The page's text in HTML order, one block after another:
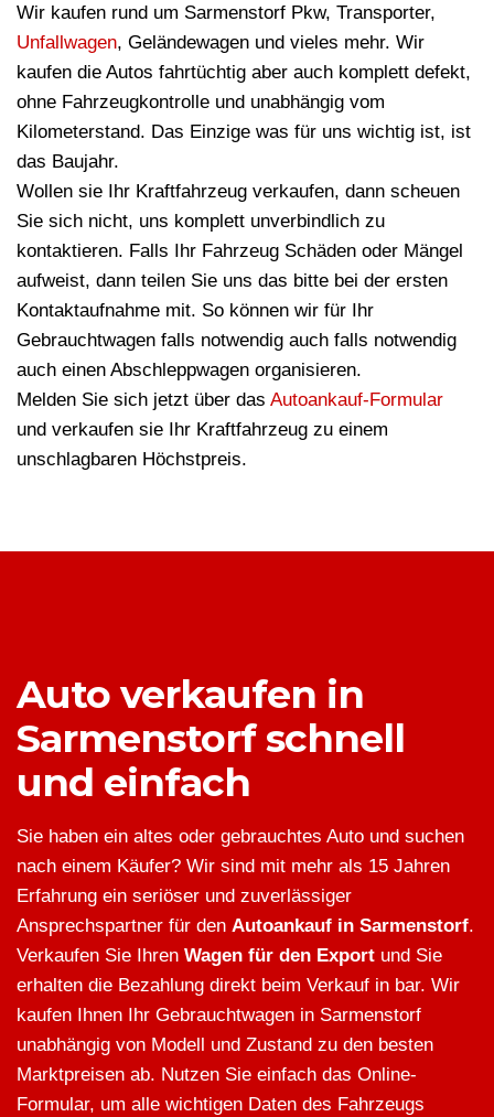
Wir kaufen rund um Sarmenstorf Pkw, Transporter,
Unfallwagen, Geländewagen und vieles mehr. Wir
kaufen die Autos fahrtüchtig aber auch komplett defekt,
ohne Fahrzeugkontrolle und unabhängig vom
Kilometerstand. Das Einzige was für uns wichtig ist, ist
das Baujahr.
Wollen sie Ihr Kraftfahrzeug verkaufen, dann scheuen
Sie sich nicht, uns komplett unverbindlich zu
kontaktieren. Falls Ihr Fahrzeug Schäden oder Mängel
aufweist, dann teilen Sie uns das bitte bei der ersten
Kontaktaufnahme mit. So können wir für Ihr
Gebrauchtwagen falls notwendig auch falls notwendig
auch einen Abschleppwagen organisieren.
Melden Sie sich jetzt über das Autoankauf-Formular
und verkaufen sie Ihr Kraftfahrzeug zu einem
unschlagbaren Höchstpreis.
Auto verkaufen in
Sarmenstorf schnell
und einfach
Sie haben ein altes oder gebrauchtes Auto und suchen
nach einem Käufer? Wir sind mit mehr als 15 Jahren
Erfahrung ein seriöser und zuverlässiger
Ansprechspartner für den Autoankauf in Sarmenstorf.
Verkaufen Sie Ihren Wagen für den Export und Sie
erhalten die Bezahlung direkt beim Verkauf in bar. Wir
kaufen Ihnen Ihr Gebrauchtwagen in Sarmenstorf
unabhängig von Modell und Zustand zu den besten
Marktpreisen ab. Nutzen Sie einfach das Online-
Formular, um alle wichtigen Daten des Fahrzeugs